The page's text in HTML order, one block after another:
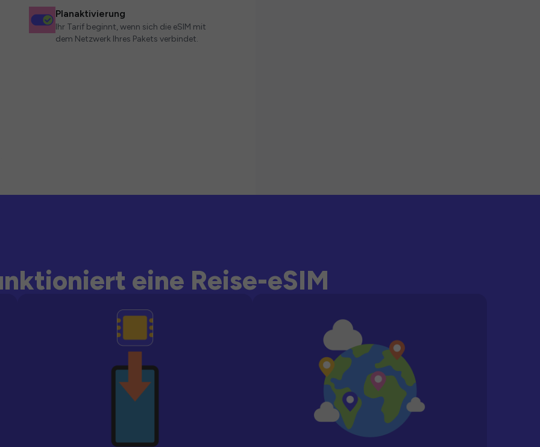
Planaktivierung
Ihr Tarif beginnt, wenn sich die eSIM mit
dem Netzwerk Ihres Pakets verbindet.
eine Reise-eSIM